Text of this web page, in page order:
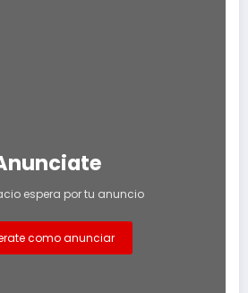
espera por tu anuncio
como anunciar